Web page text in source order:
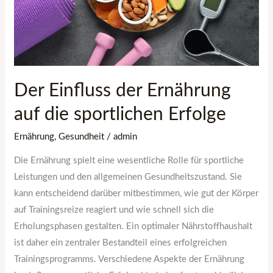
Der Einfluss der Ernährung
auf die sportlichen Erfolge
Ernährung,Gesundheit /admin
Die Ernährung spielt eine wesentliche Rolle für sportliche
Leistungen und den allgemeinen Gesundheitszustand. Sie
kann entscheidend darüber mitbestimmen, wie gut der Körper
auf Trainingsreize reagiert und wie schnell sich die
Erholungsphasen gestalten. Ein optimaler Nährstoffhaushalt
ist daher ein zentraler Bestandteil eines erfolgreichen
Trainingsprogramms. Verschiedene Aspekte der Ernährung
sportlichen
Erfolge